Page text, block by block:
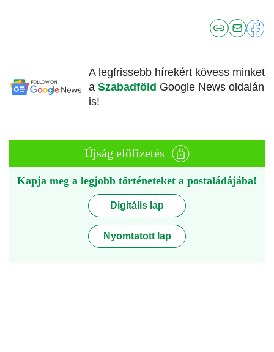
A legfrissebb hírekért kövess minket
a Szabadföld Google News oldalán
is!
Újság előfizetés
Kapja meg a legjobb történeteket a postaládájába!
Digitális lap
Nyomtatott lap